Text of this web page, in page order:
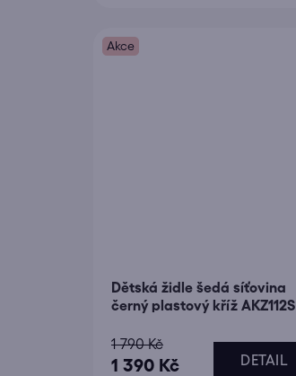
Akce
Dětská židle šedá síťovina
černý plastový kříž AKZ112S
1 390 Kč
1 790 Kč
DETAIL